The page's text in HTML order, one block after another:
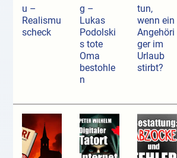
u –
Realismu
scheck
g –
Lukas
Podolski
s tote
Oma
bestohle
n
tun,
wenn ein
Angehöri
ger im
Urlaub
stirbt?